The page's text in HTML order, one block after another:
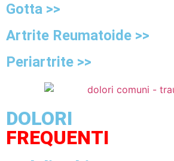
Gotta >>
Artrite Reumatoide >>
Periartrite >>
DOLORI
FREQUENTI